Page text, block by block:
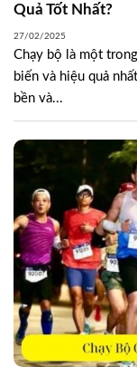
Quả Tốt Nhất?
27/02/2025
Chạy bộ là một
biến và hiệu quả
bền và...